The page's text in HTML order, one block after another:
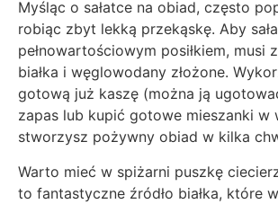
Myśląc o sałatce na obiad, często
robiąc zbyt lekką przekąskę. Aby
pełnowartościowym posiłkiem, musi
białka i węglowodany złożone.
gotową już kaszę (można ją
zapas lub kupić gotowe mieszanki w
stworzysz pożywny obiad w kilka
Warto mieć w spiżarni puszkę
to fantastyczne źródło białka, które